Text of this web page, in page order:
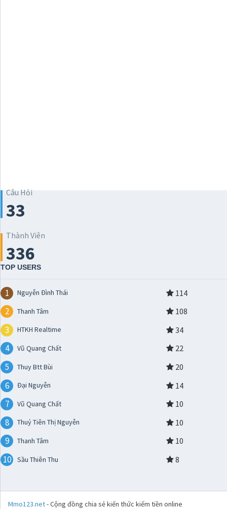
Câu Hỏi
33
Thành Viên
336
TOP USERS
1 Nguyễn Đình Thái 114
2 Thanh Tâm 108
3 HTKH Realtime 34
4 Vũ Quang Chất 22
5 Thuy Btt Bùi 20
6 Đại Nguyễn 14
7 Vũ Quang Chất 10
8 Thuỷ Tiên Thị Nguyễn 10
9 Thanh Tâm 10
10 Sầu Thiên Thu 8
Mmo123.net- Cộng đồng chia sẻ kiến thức kiếm tiền online